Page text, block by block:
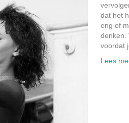
dat het
eng of
denken.
voordat
Lees